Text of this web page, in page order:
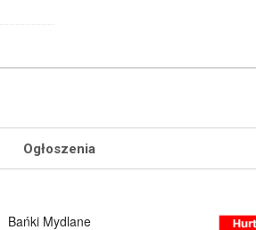
Ogłoszenia
Bańki Mydlane